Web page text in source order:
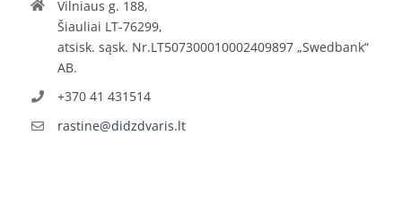
Vilniaus g. 188,
Šiauliai LT-76299,
atsisk. sąsk. Nr.LT507300010002409897 „Swedbank“
AB.
+370 41 431514
rastine@didzdvaris.lt